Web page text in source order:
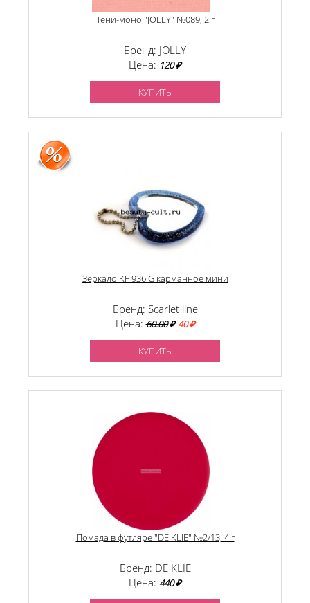
Тени-моно "JOLLY" №089, 2 г
Бренд: JOLLY
Цена: 120 ₽
КУПИТЬ
Зеркало KF 936 G карманное мини
Бренд: Scarlet line
Цена:60.00₽ 40 ₽
КУПИТЬ
Помада в футляре "DE KLIE" №2/13, 4 г
Бренд: DE KLIE
Цена: 440 ₽